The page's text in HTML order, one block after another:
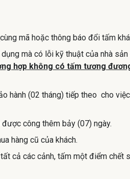
cùng mã hoặc thông báo đổi tấm
mà có lỗi kỹ thuật của nhà
hợp không có tấm tương
hành (02 tháng) tiếp theo cho
công thêm bảy (07) ngày.
hàng cũ của khách.
cả các cảnh, tấm một điểm chết